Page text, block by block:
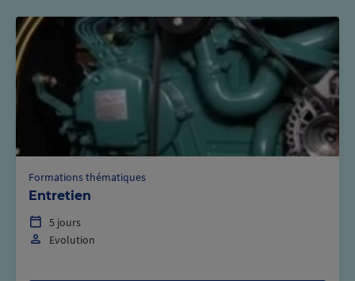
Formations thématiques
Entretien
5 jours
Evolution